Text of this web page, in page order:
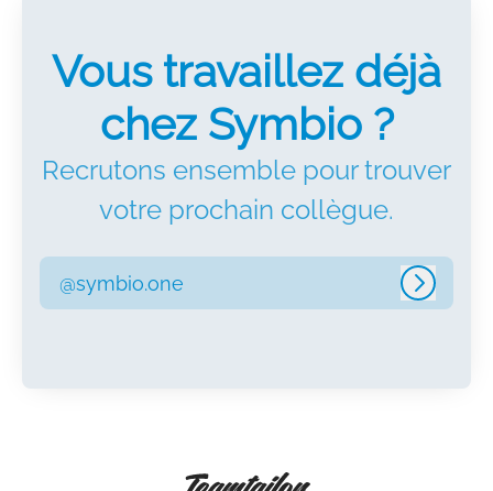
Vous travaillez déjà
chez Symbio ?
Recrutons ensemble pour trouver
votre prochain collègue.
@symbio.one